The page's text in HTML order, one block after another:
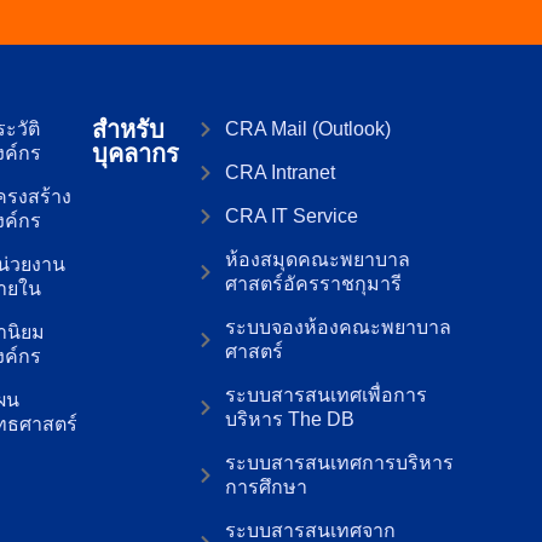
ะวัติ
ค์กร
รงสร้าง
ค์กร
วยงาน
ยใน
นิยม
ค์กร
น
ธศาสตร์
สำหรับ
บุคลากร
CRA Mail (Outlook)
CRA Intranet
CRA IT Service
ห้องสมุดคณะพยาบาล
ศาสตร์อัครราชกุมารี
ระบบจองห้องคณะพยาบาล
ศาสตร์
ระบบสารสนเทศเพื่อการ
บริหาร The DB
ระบบสารสนเทศการบริหาร
การศึกษา
ระบบสารสนเทศจาก